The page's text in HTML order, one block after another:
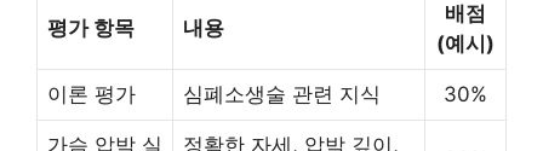
평가 항목 내용
배점
(예시)
이론 평가 심폐소생술 관련 지식 30%
가슴 압박 실
정확한 자세, 압박 깊이,